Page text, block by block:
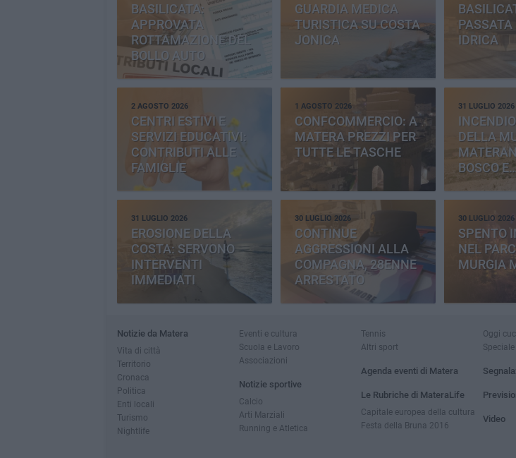
BASILICATA:
APPROVATA
ROTTAMAZIONE DEL
BOLLO AUTO
GUARDIA MEDICA
TURISTICA SU COSTA
JONICA
PASSATA
IDRICA
2 AGOSTO 2026
CENTRI ESTIVI E
SERVIZI EDUCATIVI:
CONTRIBUTI ALLE
FAMIGLIE
1 AGOSTO 2026
CONFCOMMERCIO: A
MATERA PREZZI PER
TUTTE LE TASCHE
31 LUGLIO 2026
DELLA
BOSCO E
31 LUGLIO 2026
EROSIONE DELLA
COSTA: SERVONO
INTERVENTI
IMMEDIATI
30 LUGLIO 2026
CONTINUE
AGGRESSIONI ALLA
COMPAGNA, 28ENNE
ARRESTATO
30 LUGLIO 2026
SPENTO
NEL
MURGIA
Notizie da Matera
Vita di città
Territorio
Cronaca
Politica
Enti locali
Turismo
Nightlife
Eventi e cultura
Scuola e Lavoro
Associazioni
Notizie sportive
Calcio
Arti Marziali
Running e Atletica
Tennis
Altri sport
Agenda eventi di Matera
Le Rubriche di MateraLife
Capitale europea della cultura
Festa della Bruna 2016
Oggi
Video